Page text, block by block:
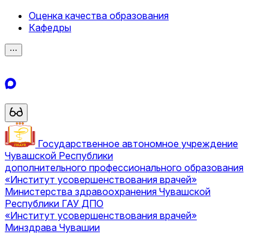
Оценка качества образования
Кафедры
⋯
Государственное автономное учреждение
Чувашской Республики
дополнительного профессионального образования
«Институт усовершенствования врачей»
Министерства здравоохранения Чувашской
Республики ГАУ ДПО
«Институт усовершенствования врачей»
Минздрава Чувашии